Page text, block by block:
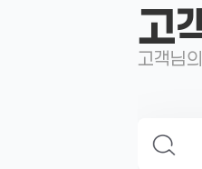
고
고객님